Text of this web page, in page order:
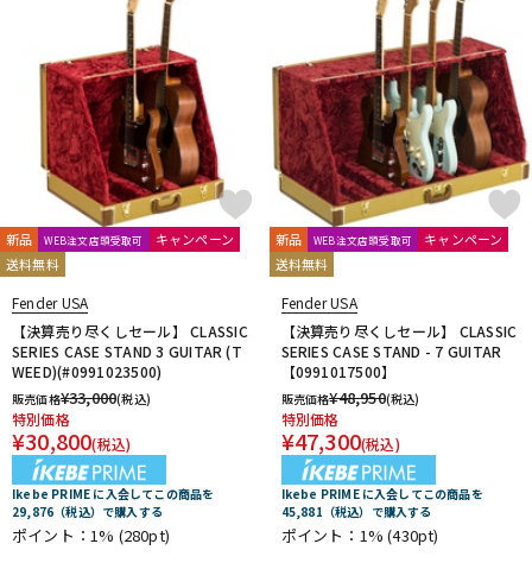
新品 WEB注文店頭受取可
キャンペーン
送料無料
Fender USA
【決算売り尽くしセール】 CLASSIC
SERIES CASE STAND 3 GUITAR (T
WEED)(#0991023500)
販売価格¥33,000(税込)
特別価格
¥30,800(税込)
Ikebe PRIME に入会してこの商品を
29,876（税込）で購入する
ポイント：1% (280pt)
新品 WEB注文店頭受取可
キャンペーン
送料無料
Fender USA
【決算売り尽くしセール】 CLASSIC
SERIES CASE STAND - 7 GUITAR
【0991017500】
販売価格¥48,950(税込)
特別価格
¥47,300(税込)
Ikebe PRIME に入会してこの商品を
45,881（税込）で購入する
ポイント：1%(430pt)